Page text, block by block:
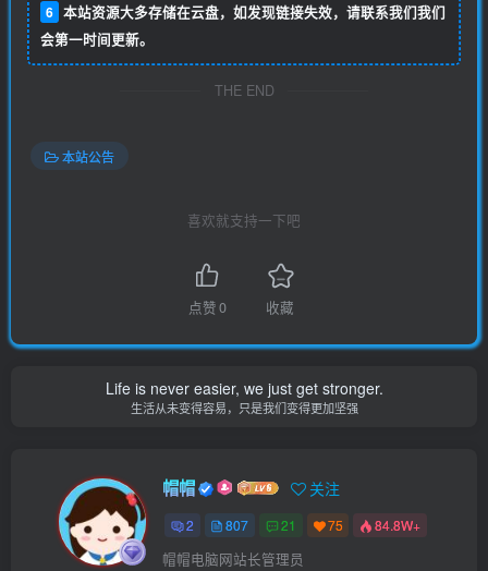
6 本站资源大多存储在云盘，如发现链接失效，请联系我们我们
会第一时间更新。
THE END
本站公告
喜欢就支持一下吧
点赞0 收藏
Life is never easier, we just get stronger.
生活从未变得容易，只是我们变得更加坚强
帽帽 关注
2 807 21 75 84.8W+
帽帽电脑网站长管理员